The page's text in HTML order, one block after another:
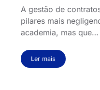
A gestão de
pilares mais
academia, mas que…
Ler mais